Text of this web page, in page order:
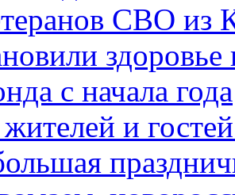
СВО из
с начала года
и